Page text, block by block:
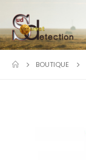
BOUTIQUE